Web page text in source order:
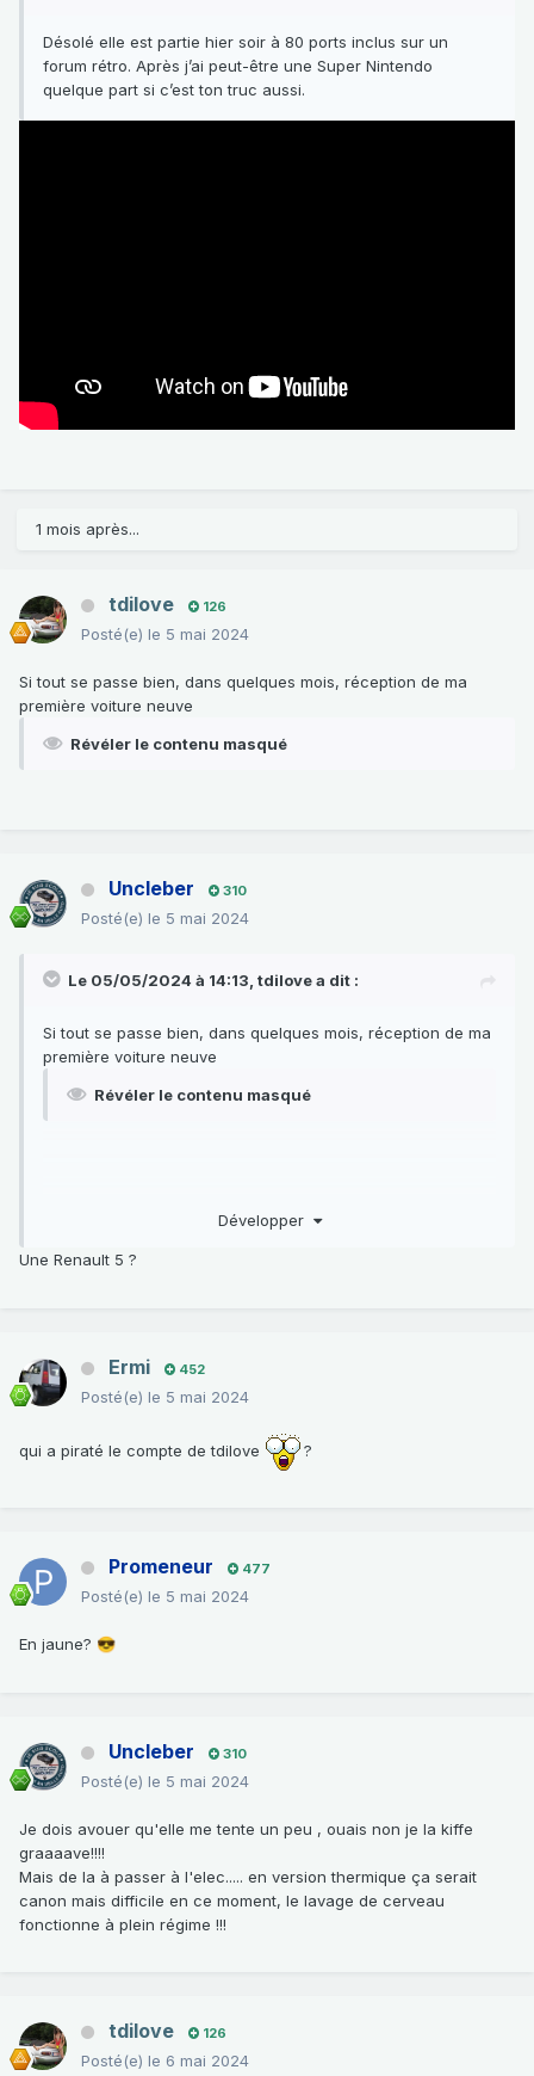
Désolé elle est partie hier soir à 80 ports inclus sur un
forum rétro. Après j’ai peut-être une Super Nintendo
quelque part si c’est ton truc aussi.
1 mois après...
tdilove 126
Posté(e) le 5 mai 2024
Si tout se passe bien, dans quelques mois, réception de ma
première voiture neuve
Révéler le contenu masqué
Uncleber 310
Posté(e) le 5 mai 2024
Le 05/05/2024 à 14:13, tdilovea dit :
Si tout se passe bien, dans quelques mois, réception de ma
première voiture neuve
Révéler le contenu masqué
Développer
Une Renault 5 ?
Ermi 452
Posté(e) le 5 mai 2024
qui a piraté le compte de tdilove ?
Promeneur 477
Posté(e) le 5 mai 2024
En jaune? 😎
Uncleber 310
Posté(e) le 5 mai 2024
Je dois avouer qu'elle me tente un peu , ouais non je la kiffe
graaaave!!!!
Mais de la à passer à l'elec..... en version thermique ça serait
canon mais difficile en ce moment, le lavage de cerveau
fonctionne à plein régime !!!
tdilove 126
Posté(e) le 6 mai 2024